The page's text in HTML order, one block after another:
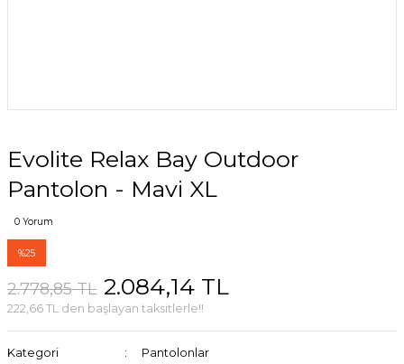
Evolite Relax Bay Outdoor
Pantolon - Mavi XL
0 Yorum
%25
2.778,85 TL 2.084,14 TL
222,66 TL den başlayan taksitlerle!!
Kategori
Pantolonlar